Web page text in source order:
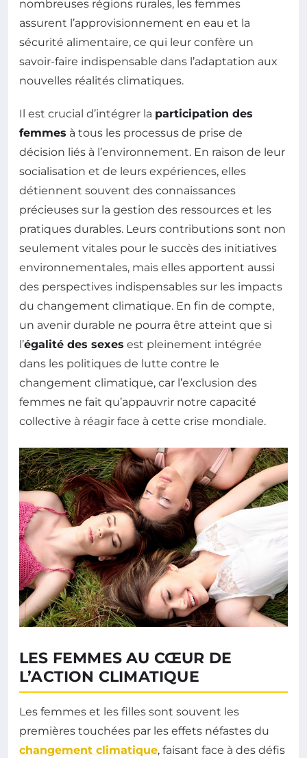
nombreuses régions rurales, les femmes
assurent l’approvisionnement en eau et la
sécurité alimentaire, ce qui leur confère un
savoir-faire indispensable dans l’adaptation aux
nouvelles réalités climatiques.
Il est crucial d’intégrer la participation des
femmes à tous les processus de prise de
décision liés à l’environnement. En raison de leur
socialisation et de leurs expériences, elles
détiennent souvent des connaissances
précieuses sur la gestion des ressources et les
pratiques durables. Leurs contributions sont non
seulement vitales pour le succès des initiatives
environnementales, mais elles apportent aussi
des perspectives indispensables sur les impacts
du changement climatique. En fin de compte,
un avenir durable ne pourra être atteint que si
l’égalité des sexes est pleinement intégrée
dans les politiques de lutte contre le
changement climatique, car l’exclusion des
femmes ne fait qu’appauvrir notre capacité
collective à réagir face à cette crise mondiale.
LES FEMMES AU CŒUR DE
L’ACTION CLIMATIQUE
Les femmes et les filles sont souvent les
premières touchées par les effets néfastes du
changement climatique, faisant face à des défis